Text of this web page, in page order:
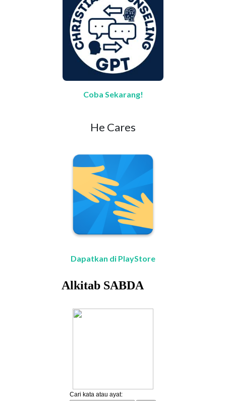
Coba Sekarang!
He Cares
Dapatkan di PlayStore